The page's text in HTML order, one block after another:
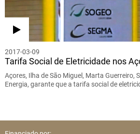
2017-03-09
Tarifa Social de Eletricidade nos
Açores, Ilha de São Miguel, Marta Guerreiro,
Energia, garante que a tarifa social de